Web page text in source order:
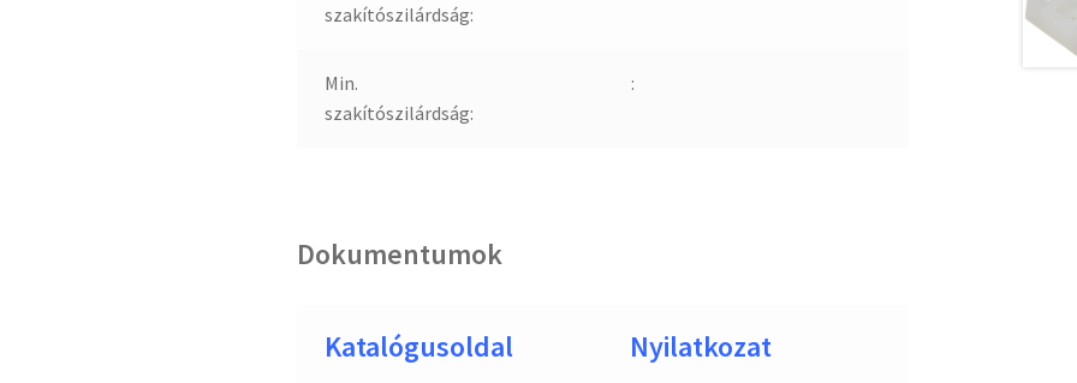
szakítószilárdság:
Min.
szakítószilárdság:
:
Dokumentumok
Katalógusoldal Nyilatkozat